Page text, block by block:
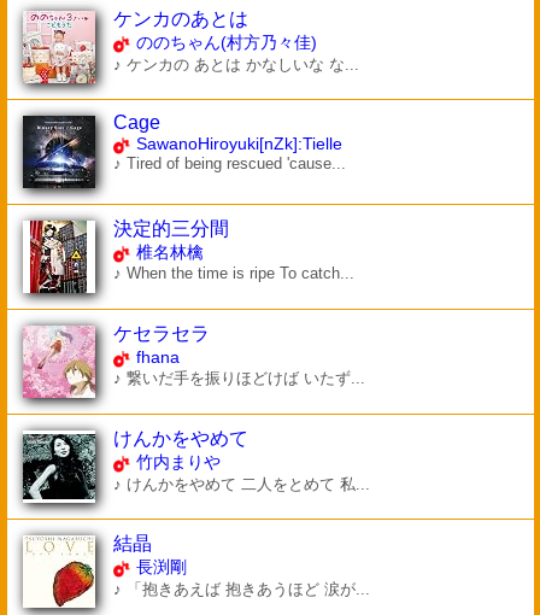
ケンカのあとは
ののちゃん(村方乃々佳)
♪ ケンカの あとは かなしいな な...
Cage
SawanoHiroyuki[nZk]:Tielle
♪ Tired of being rescued 'cause...
決定的三分間
椎名林檎
♪ When the time is ripe To catch...
ケセラセラ
fhana
♪ 繋いだ手を振りほどけば いたず...
けんかをやめて
竹内まりや
♪ けんかをやめて 二人をとめて 私...
結晶
長渕剛
♪ 「抱きあえば 抱きあうほど 涙が...